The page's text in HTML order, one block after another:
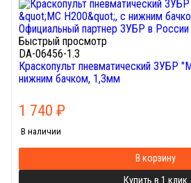
Быстрый просмотр
DA-06456-1.3
Краскопульт пневматический
нижним бачком, 1,3мм
1 740 ₽
В наличии
В корзину
Купить в 1 клик